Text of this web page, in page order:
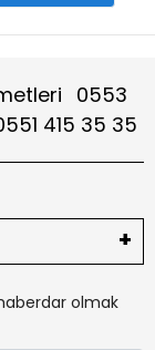
0553
415 35 35
olmak